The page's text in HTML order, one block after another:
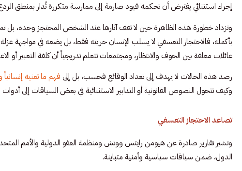
إجراء استثنائي يفترض أن تحكمه قيود صارمة إلى ممارسة متكررة تُدار بمنطق
وتزداد خطورة هذه الظاهرة حين لا تقف آثارها عند الشخص المحتجز وحده، بل
بأكمله، فالاحتجاز التعسفي لا يسلب الإنسان حريته فقط، بل يضعه في مواجهة
عائلات معلقة بين الخوف والانتظار، ومجتمعات تتعلم تدريجياً أن كلفة التعبير أو
رصد هذه الحالات لا يهدف إلى تعداد الوقائع فحسب، بل إلى فهم ما تعنيه
وكيف تتحول النصوص القانونية أو التدابير الاستثنائية في بعض السياقات إلى
تصاعد الاحتجاز التعسفي
وتشير تقارير صادرة عن هيومن رايتس ووتش ومنظمة العفو الدولية والأمم
الدول، ضمن سياقات سياسية وأمنية متباينة.